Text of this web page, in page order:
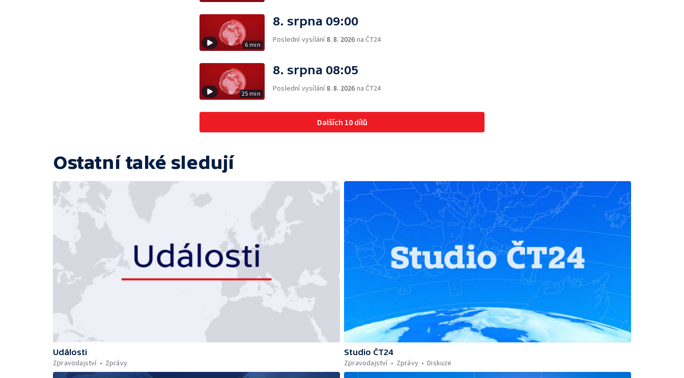
6 min
8. srpna 09:00
Poslední vysílání8. 8. 2026 na ČT24
25 min
8. srpna 08:05
Poslední vysílání8. 8. 2026 na ČT24
Dalších 10 dílů
Ostatní také sledují
Události
Zpravodajství
Zprávy
Studio ČT24
Zpravodajství
Zprávy Diskuze